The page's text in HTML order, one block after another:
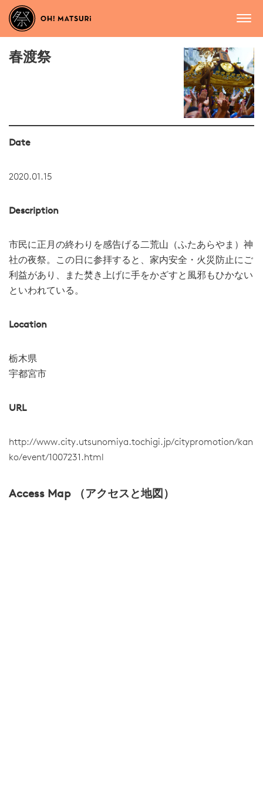
春渡祭
Date
2020.01.15
Description
市民に正月の終わりを感告げる二荒山（ふたあらやま）神
社の夜祭。この日に参拝すると、家内安全・火災防止にご
利益があり、また焚き上げに手をかざすと風邪もひかない
といわれている。
Location
栃木県
宇都宮市
URL
http://www.city.utsunomiya.tochigi.jp/citypromotion/kan
ko/event/1007231.html
Access Map （アクセスと地図）